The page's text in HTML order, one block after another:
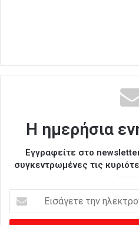
Η ημερήσια
Εγγραφείτε στο
συγκεντρωμένες τις
σ